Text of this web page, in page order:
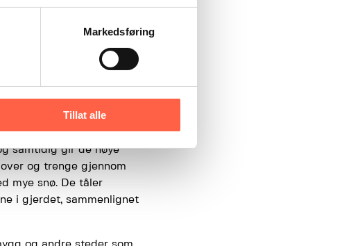
Markedsføring
Tillat alle
og stilig
fleste formål. Dette er et
samtidig gir de høye
og trenge gjennom
mye snø. De tåler
i gjerdet, sammenlignet